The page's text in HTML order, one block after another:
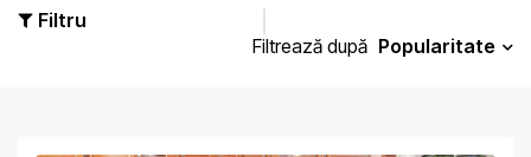
Filtru
Filtrează după Popularitate